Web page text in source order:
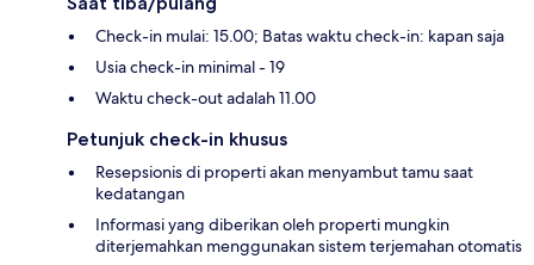
Check-in mulai: 15.00; Batas waktu check-in: kapan saja
Usia check-in minimal - 19
Waktu check-out adalah 11.00
Petunjuk check-in khusus
Resepsionis di properti akan menyambut tamu saat
kedatangan
Informasi yang diberikan oleh properti mungkin
diterjemahkan menggunakan sistem terjemahan otomatis